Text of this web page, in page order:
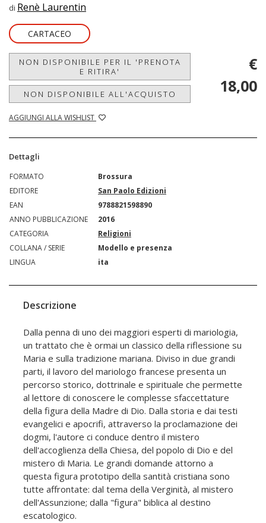
di Renè Laurentin
CARTACEO
NON DISPONIBILE PER IL 'PRENOTA
E RITIRA'
NON DISPONIBILE ALL'ACQUISTO
AGGIUNGI ALLA WISHLIST
€
18,00
Dettagli
FORMATO
Brossura
EDITORE
San Paolo Edizioni
EAN
9788821598890
ANNO PUBBLICAZIONE
2016
CATEGORIA
Religioni
COLLANA / SERIE
Modello e presenza
LINGUA
ita
Descrizione
Dalla penna di uno dei maggiori esperti di mariologia,
un trattato che è ormai un classico della riflessione su
Maria e sulla tradizione mariana. Diviso in due grandi
parti, il lavoro del mariologo francese presenta un
percorso storico, dottrinale e spirituale che permette
al lettore di conoscere le complesse sfaccettature
della figura della Madre di Dio. Dalla storia e dai testi
evangelici e apocrifi, attraverso la proclamazione dei
dogmi, l'autore ci conduce dentro il mistero
dell'accoglienza della Chiesa, del popolo di Dio e del
mistero di Maria. Le grandi domande attorno a
questa figura prototipo della santità cristiana sono
tutte affrontate: dal tema della Verginità, al mistero
dell'Assunzione; dalla "figura" biblica al destino
escatologico.